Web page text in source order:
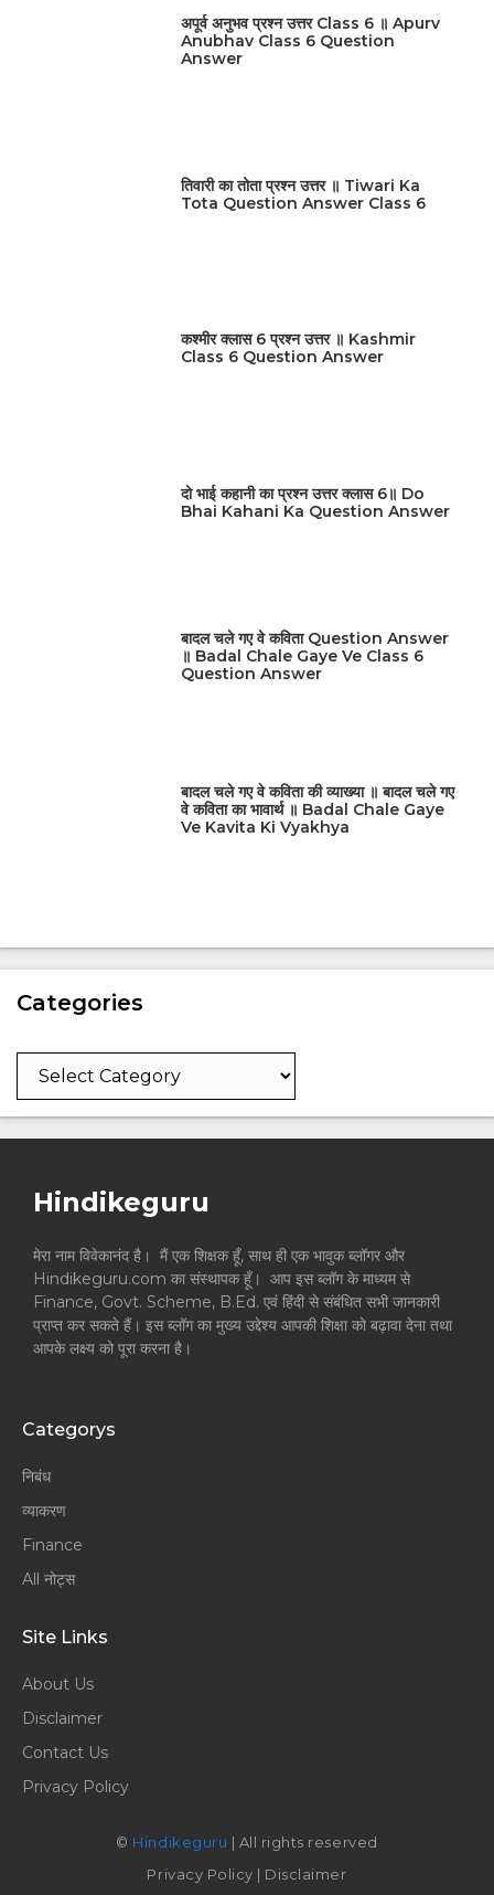
अपूर्व अनुभव प्रश्न उत्तर Class 6 ॥ Apurv
Anubhav Class 6 Question
Answer
तिवारी का तोता प्रश्न उत्तर ॥ Tiwari Ka
Tota Question Answer Class 6
कश्मीर क्लास 6 प्रश्न उत्तर ॥ Kashmir
Class 6 Question Answer
दो भाई कहानी का प्रश्न उत्तर क्लास 6॥ Do
Bhai Kahani Ka Question Answer
बादल चले गए वे कविता Question Answer
॥ Badal Chale Gaye Ve Class 6
Question Answer
बादल चले गए वे कविता की व्याख्या ॥ बादल चले गए
वे कविता का भावार्थ ॥ Badal Chale Gaye
Ve Kavita Ki Vyakhya
Categories
Categories
Hindikeguru
मेरा नाम विवेकानंद है। मैं एक शिक्षक हूँ, साथ ही एक भावुक ब्लॉगर और
Hindikeguru.com का संस्थापक हूँ। आप इस ब्लॉग के माध्यम से
Finance, Govt. Scheme, B.Ed. एवं हिंदी से संबंधित सभी जानकारी
प्राप्त कर सकते हैं। इस ब्लॉग का मुख्य उद्देश्य आपकी शिक्षा को बढ़ावा देना तथा
आपके लक्ष्य को पूरा करना है।
Categorys
निबंध
व्याकरण
Finance
All नोट्स
Site Links
About Us
Disclaimer
Contact Us
Privacy Policy
© Hindikeguru | All rights reserved
Privacy Policy | Disclaimer